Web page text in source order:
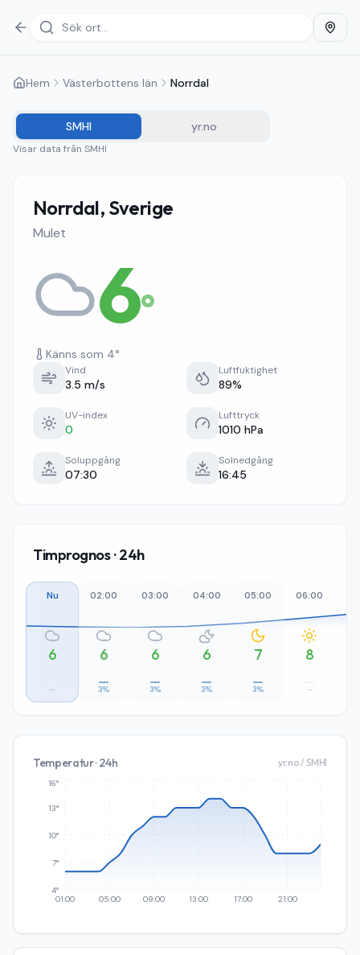
Hem Västerbottens län Norrdal
SMHI yr.no
Visar data från SMHI
Norrdal, Sverige
Mulet
6°
Känns som 4°
Vind
3.5 m/s
Luftfuktighet
89%
UV-index
0
Lufttryck
1010 hPa
Soluppgång
07:30
Solnedgång
16:45
Timprognos · 24h
Nu
6
–
02:00
6
3%
03:00
6
3%
04:00
6
3%
05:00
7
3%
06:00
8
–
Temperatur · 24h yr.no / SMHI
01:00 05:00 09:00 13:00 17:00 21:00
4°
7°
10°
13°
16°